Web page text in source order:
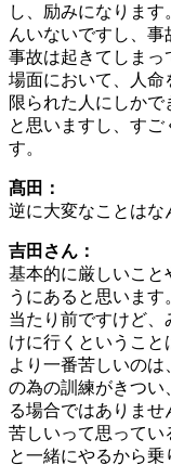
し、励みになりま
んいないですし、
事故は起きてしまっ
場面において、人命
限られた人にしか
と思いますし、すご
す。
髙田：
逆に大変なことはな
吉田さん：
基本的に厳しいこと
うにあると思います
当たり前ですけど
けに行くというこ
より一番苦しいの
の為の訓練がきつい
る場合ではありませ
苦しいって思ってい
と一緒にやるから